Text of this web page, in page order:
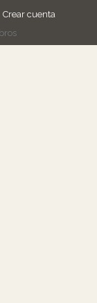
Crear cuenta